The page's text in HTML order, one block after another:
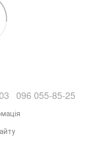
096 055-85-25